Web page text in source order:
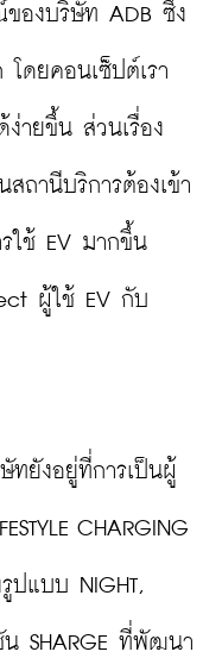
ของบริษัท ADB ซึ่ง
ดยคอนเซ็ปต์เรา
ง่ายขึ้น ส่วนเรื่อง
สถานีบริการต้องเข้า
ใช้ EV มากขึ้น
ผู้ใช้ EV กับ
ทยังอยู่ที่การเป็นผู้
CHARGING
รูปแบบ NIGHT,
น SHARGE ที่พัฒนา